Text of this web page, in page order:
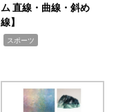
ム 直線・曲線・斜め
線】
スポーツ